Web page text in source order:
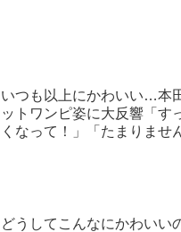
いつも以上にかわいい…本
ットワンピ姿に大反響「す
くなって！」「たまりませ
どうしてこんなにかわいい